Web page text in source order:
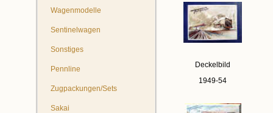
Wagenmodelle
Sentinelwagen
Sonstiges
Pennline
Zugpackungen/Sets
Sakai
Deckelbild
1949-54